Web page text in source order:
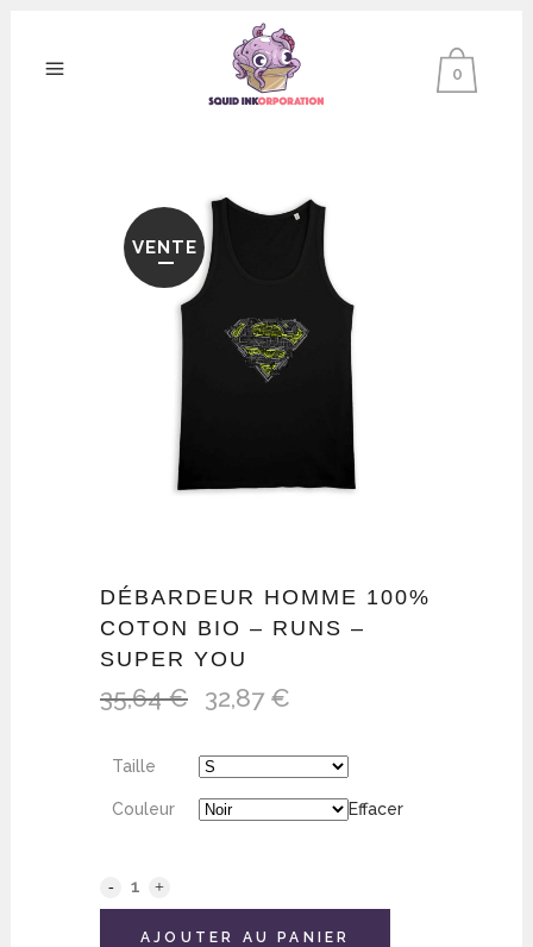
0
VENTE
DÉBARDEUR HOMME 100%
COTON BIO – RUNS –
SUPER YOU
35,64€
Le
était :
35,64 €.
32,87 €
est :
32,87 €.
Taille
Couleur Effacer
AJOUTER AU PANIER